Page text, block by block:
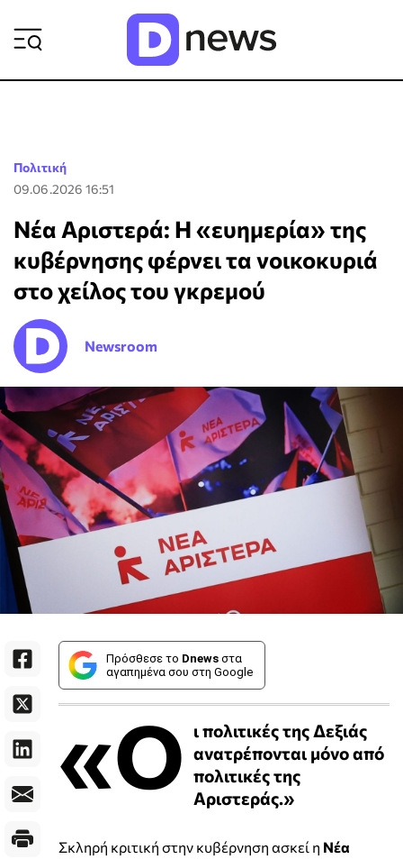
Πολιτική
09.06.2026 16:51
Νέα Αριστερά: Η «ευημερία» της
κυβέρνησης φέρνει τα νοικοκυριά
στο χείλος του γκρεμού
Newsroom
Πρόσθεσε το Dnews στα
αγαπημένα σου στη Google
«Ο ι πολιτικές της Δεξιάς
ανατρέπονται μόνο από
πολιτικές της
Αριστεράς.»
Σκληρή κριτική στην κυβέρνηση ασκεί η Νέα